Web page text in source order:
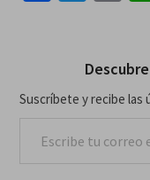
Suscríbete y recibe las